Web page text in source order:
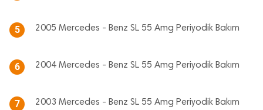
5 2005 Mercedes - Benz SL 55 Amg Periyodik Bakım
6 2004 Mercedes - Benz SL 55 Amg Periyodik Bakım
7 2003 Mercedes - Benz SL 55 Amg Periyodik Bakım